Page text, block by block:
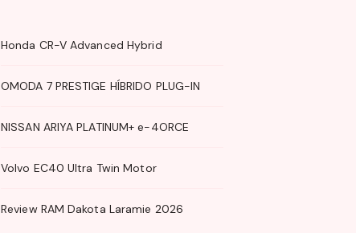
Honda CR-V Advanced Hybrid
OMODA 7 PRESTIGE HÍBRIDO PLUG-IN
NISSAN ARIYA PLATINUM+ e-4ORCE
Volvo EC40 Ultra Twin Motor
Review RAM Dakota Laramie 2026